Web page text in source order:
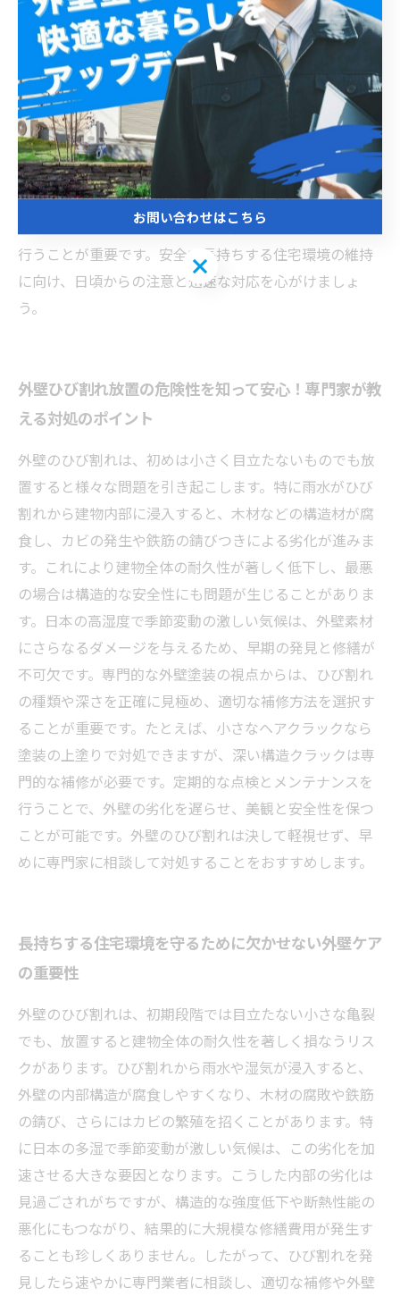
は湿度が高く、季節による温度差も大きいため、ひび割
れが拡大しやすい環境です。このため、ひび割れの早期
発見が建物の寿命を延ばす鍵となります。具体的なメン
テナンスとしては、亀裂部分の清掃後に専用の補修材で
補修し、その後に外壁塗装を行うことで防水性を高める
方法が有効です。また、定期的な点検を行うことで、ひ
び割れの進行を抑え、将来的な大規模修繕の費用負担を
軽減できます。外壁の健康状態を守るためには、ひび割
れを見つけたら早めに専門業者に相談し、適切な処置を
行うことが重要です。安全で長持ちする住宅環境の維持
に向け、日頃からの注意と迅速な対応を心がけましょ
う。
外壁ひび割れ放置の危険性を知って安心！専門家が教
える対処のポイント
外壁のひび割れは、初めは小さく目立たないものでも放
置すると様々な問題を引き起こします。特に雨水がひび
割れから建物内部に浸入すると、木材などの構造材が腐
食し、カビの発生や鉄筋の錆びつきによる劣化が進みま
す。これにより建物全体の耐久性が著しく低下し、最悪
の場合は構造的な安全性にも問題が生じることがありま
す。日本の高湿度で季節変動の激しい気候は、外壁素材
にさらなるダメージを与えるため、早期の発見と修繕が
不可欠です。専門的な外壁塗装の視点からは、ひび割れ
の種類や深さを正確に見極め、適切な補修方法を選択す
ることが重要です。たとえば、小さなヘアクラックなら
塗装の上塗りで対処できますが、深い構造クラックは専
門的な補修が必要です。定期的な点検とメンテナンスを
行うことで、外壁の劣化を遅らせ、美観と安全性を保つ
ことが可能です。外壁のひび割れは決して軽視せず、早
めに専門家に相談して対処することをおすすめします。
長持ちする住宅環境を守るために欠かせない外壁ケア
の重要性
外壁のひび割れは、初期段階では目立たない小さな亀裂
でも、放置すると建物全体の耐久性を著しく損なうリス
クがあります。ひび割れから雨水や湿気が浸入すると、
外壁の内部構造が腐食しやすくなり、木材の腐敗や鉄筋
の錆び、さらにはカビの繁殖を招くことがあります。特
に日本の多湿で季節変動が激しい気候は、この劣化を加
速させる大きな要因となります。こうした内部の劣化は
見過ごされがちですが、構造的な強度低下や断熱性能の
悪化にもつながり、結果的に大規模な修繕費用が発生す
ることも珍しくありません。したがって、ひび割れを発
見したら速やかに専門業者に相談し、適切な補修や外壁
お問い合わせはこちら
お問い合わせはこちら